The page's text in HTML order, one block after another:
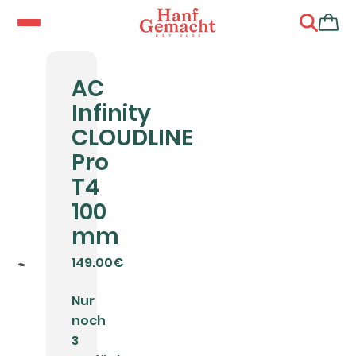
AC
Infinity
CLOUDLINE
Pro
T4
100
mm
149.00€
Nur
noch
3